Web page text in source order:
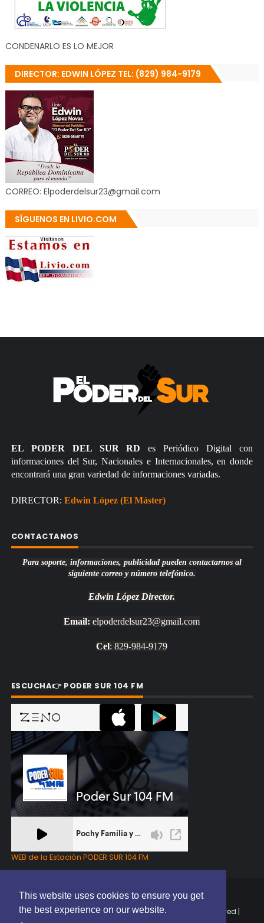
This website uses cookies to ensure you get
the best experience on our website.
CONDENARLO ES LO MEJOR
DIRECTOR: EDWIN LÓPEZ TEL: (829) 984-9179
CORREO: Elpoderdelsur23@gmail.com
SÍGUENOS EN LIVIO.COM
EL PODER DEL SUR RD es Periódico Digital con
informaciones del Sur, Nacionales e Internacionales, en donde
encontrará una gran variedad de informaciones variadas.
DIRECTOR: Edwin López (El Máster)
CONTACTANOS
Para soporte, informaciones, publicidad pueden contactarnos al
siguiente correo y número telefónico.
Edwin López Director.
Email: elpoderdelsur23@gmail.com
Cel: 829-984-9179
ESCUCHA👉 PODER SUR 104 FM
WEB de la Estación PODER SUR 104 FM
Copyright © 2025 | EL PODER DEL SUR RD | All Rights Reserved |